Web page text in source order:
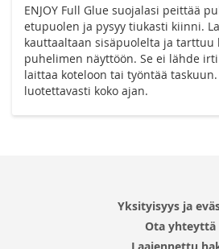
ENJOY Full Glue suojalasi peittää
etupuolen ja pysyy tiukasti kiinni.
kauttaaltaan sisäpuolelta ja
puhelimen näyttöön. Se ei lähde
laittaa koteloon tai työntää
luotettavasti koko ajan.
Yksityisyys ja
Ota yhteyttä